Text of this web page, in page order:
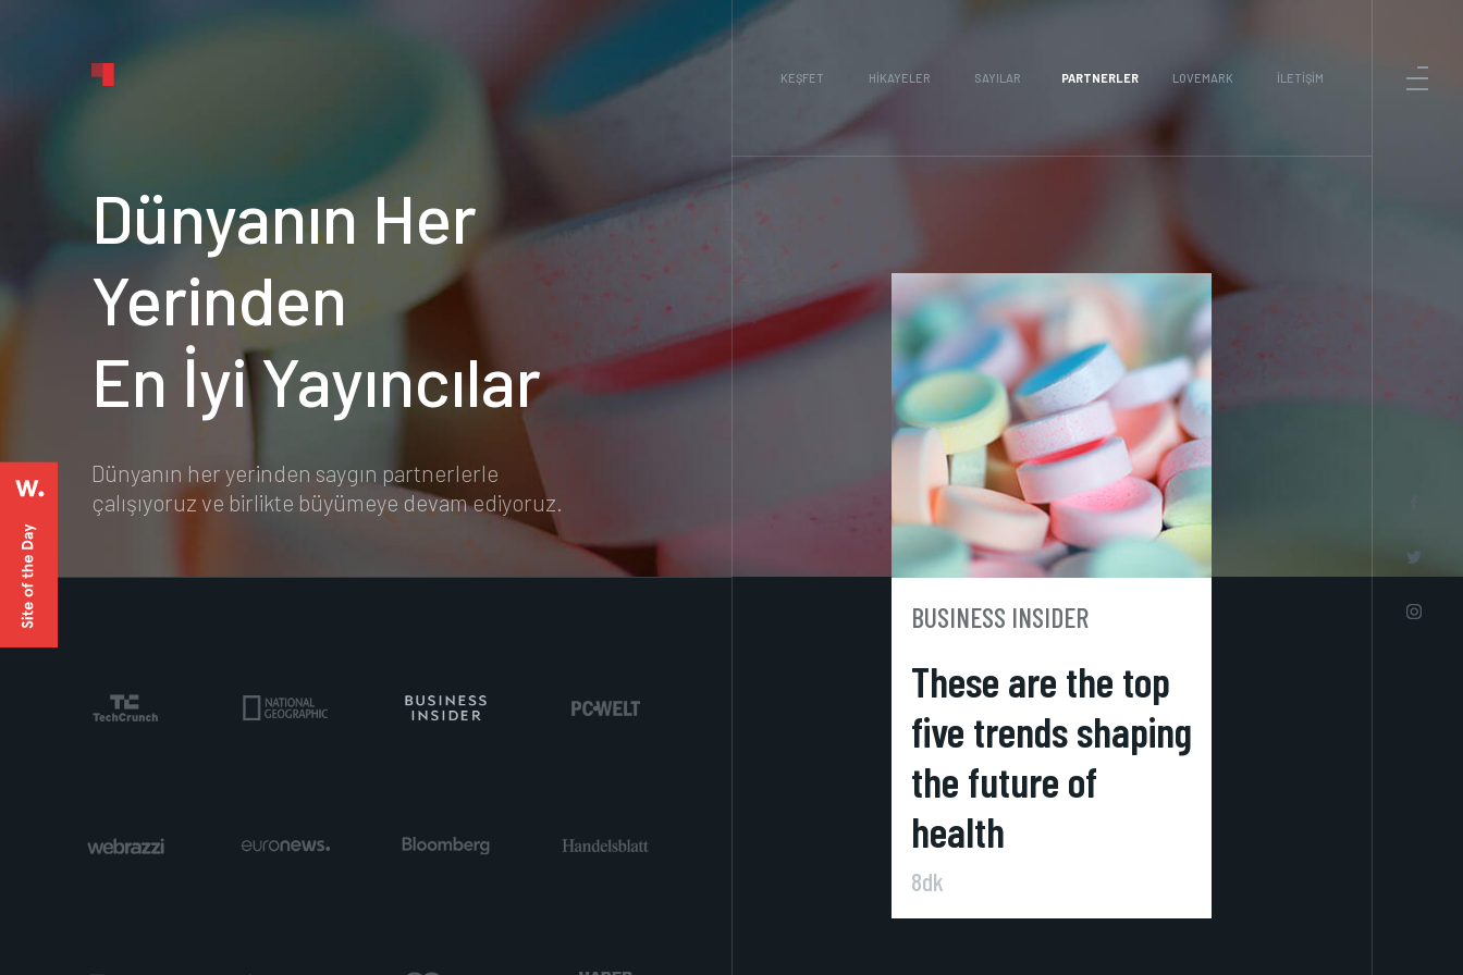
KEŞFET HIKAYELER SAYILAR PARTNERLER LOVEMARK İLETIŞIM
Dünyanın Her
Yerinden
En İyi Yayıncılar
Dünyanın her yerinden saygın partnerlerle
çalışıyoruz ve birlikte büyümeye devam ediyoruz.
BUSINESS INSIDER
These are the top
five trends shaping
the future of
health
8dk